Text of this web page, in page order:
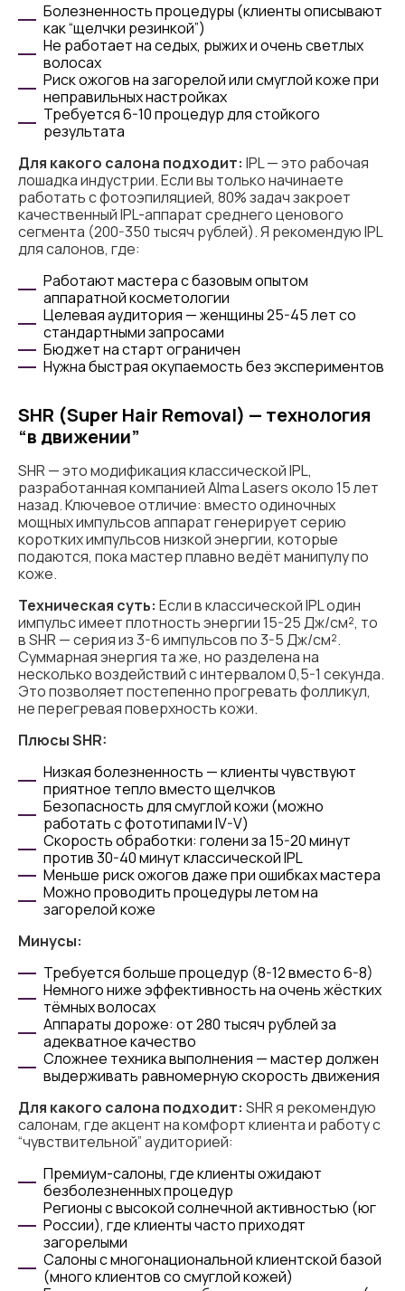
Болезненность процедуры (клиенты описывают
как “щелчки резинкой”)
Не работает на седых, рыжих и очень светлых
волосах
Риск ожогов на загорелой или смуглой коже при
неправильных настройках
Требуется 6-10 процедур для стойкого
результата
Для какого салона подходит: IPL — это рабочая
лошадка индустрии. Если вы только начинаете
работать с фотоэпиляцией, 80% задач закроет
качественный IPL-аппарат среднего ценового
сегмента (200-350 тысяч рублей). Я рекомендую IPL
для салонов, где:
Работают мастера с базовым опытом
аппаратной косметологии
Целевая аудитория — женщины 25-45 лет со
стандартными запросами
Бюджет на старт ограничен
Нужна быстрая окупаемость без экспериментов
SHR (Super Hair Removal) — технология
“в движении”
SHR — это модификация классической IPL,
разработанная компанией Alma Lasers около 15 лет
назад. Ключевое отличие: вместо одиночных
мощных импульсов аппарат генерирует серию
коротких импульсов низкой энергии, которые
подаются, пока мастер плавно ведёт манипулу по
коже.
Техническая суть: Если в классической IPL один
импульс имеет плотность энергии 15-25 Дж/см², то
в SHR — серия из 3-6 импульсов по 3-5 Дж/см².
Суммарная энергия та же, но разделена на
несколько воздействий с интервалом 0,5-1 секунда.
Это позволяет постепенно прогревать фолликул,
не перегревая поверхность кожи.
Плюсы SHR:
Низкая болезненность — клиенты чувствуют
приятное тепло вместо щелчков
Безопасность для смуглой кожи (можно
работать с фототипами IV-V)
Скорость обработки: голени за 15-20 минут
против 30-40 минут классической IPL
Меньше риск ожогов даже при ошибках мастера
Можно проводить процедуры летом на
загорелой коже
Минусы:
Требуется больше процедур (8-12 вместо 6-8)
Немного ниже эффективность на очень жёстких
тёмных волосах
Аппараты дороже: от 280 тысяч рублей за
адекватное качество
Сложнее техника выполнения — мастер должен
выдерживать равномерную скорость движения
Для какого салона подходит: SHR я рекомендую
салонам, где акцент на комфорт клиента и работу с
“чувствительной” аудиторией:
Премиум-салоны, где клиенты ожидают
безболезненных процедур
Регионы с высокой солнечной активностью (юг
России), где клиенты часто приходят
загорелыми
Салоны с многонациональной клиентской базой
(много клиентов со смуглой кожей)